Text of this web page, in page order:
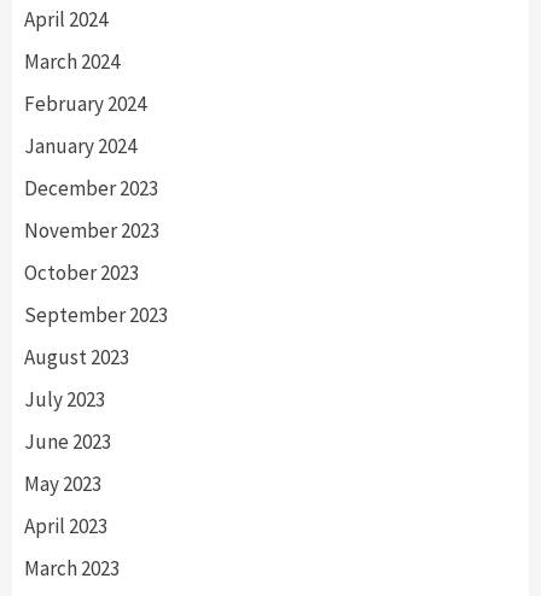
April 2024
March 2024
February 2024
January 2024
December 2023
November 2023
October 2023
September 2023
August 2023
July 2023
June 2023
May 2023
April 2023
March 2023